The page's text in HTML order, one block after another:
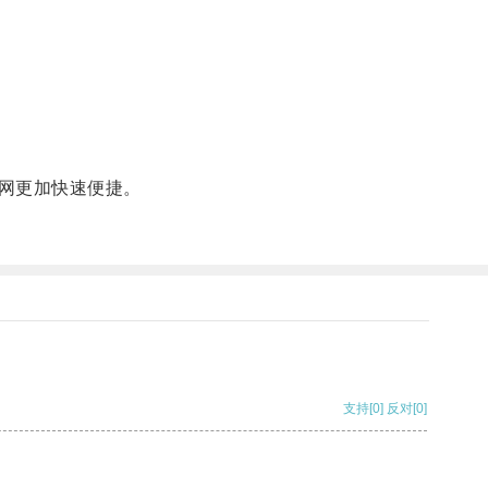
加快速便捷。
支持[0] 反对[0]